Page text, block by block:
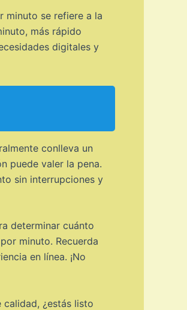
minuto se refiere a la
más rápido
digitales y
conlleva un
puede valer la pena.
sin interrupciones y
determinar cuánto
minuto. Recuerda
en línea. ¡No
¿estás listo